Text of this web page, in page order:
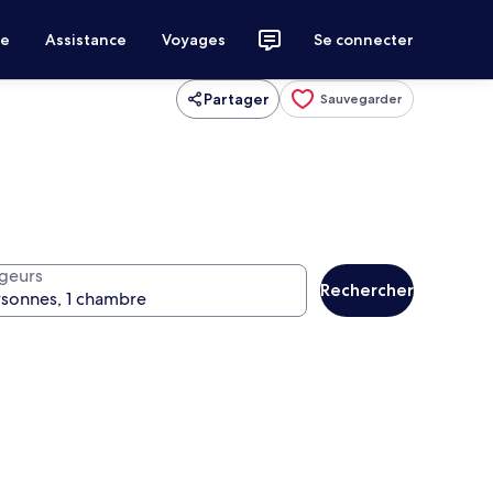
Assistance Voyages Se connecter
Partager Sauvegarder
Rechercher